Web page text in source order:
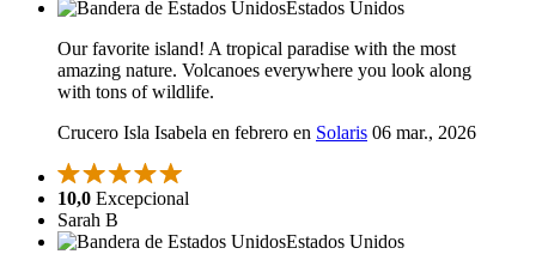
Estados Unidos
Our favorite island! A tropical paradise with the most
amazing nature. Volcanoes everywhere you look along
with tons of wildlife.
Crucero Isla Isabela en febrero en Solaris 06 mar., 2026
10,0 Excepcional
Sarah B
Estados Unidos